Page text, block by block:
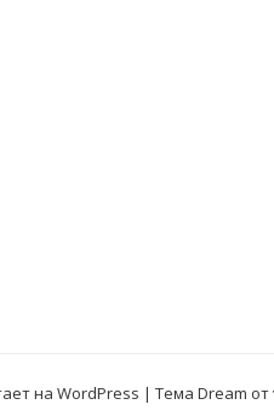
на WordPress | Тема Dream от